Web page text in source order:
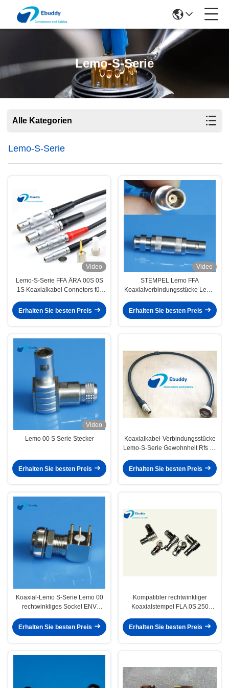
Lemo-S-Serie
Alle Kategorien
Lemo-S-Serie
Video
Lemo-S-Serie FFA ÄRA 00S 0S
1S Koaxialkabel Connetors für
Erhalten Sie besten Preis
Video
STEMPEL Lemo FFA
Koaxialverbindungsstücke Lemo
Erhalten Sie besten Preis
Video
Lemo 00 S Serie Stecker
Erhalten Sie besten Preis
Koaxialkabel-Verbindungsstücke
Lemo-S-Serie Gewohnheit Rfs für
Erhalten Sie besten Preis
Koaxial-Lemo S-Serie Lemo 00
rechtwinkliges Sockel ENV
Ellbogenverbindungsstück
Erhalten Sie besten Preis
Kompatibler rechtwinkliger
Koaxialstempel FLA.0S.250
Erhalten Sie besten Preis